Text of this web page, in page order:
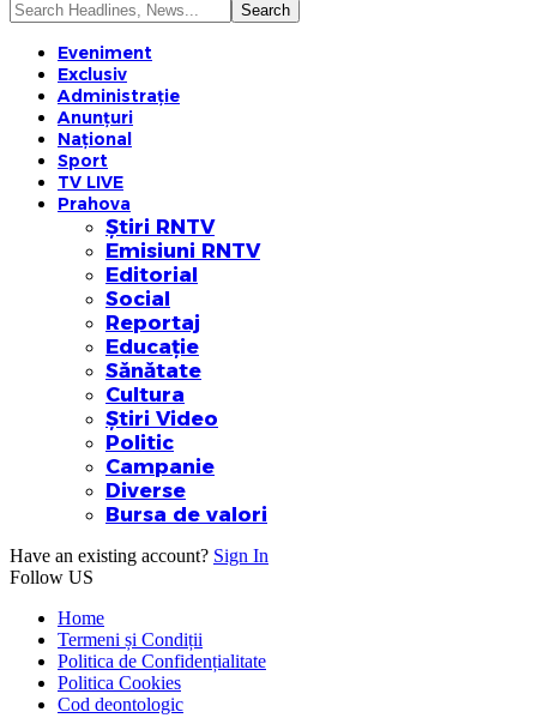
Eveniment
Exclusiv
Administrație
Anunțuri
Național
Sport
TV LIVE
Prahova
Știri RNTV
Emisiuni RNTV
Editorial
Social
Reportaj
Educație
Sănătate
Cultura
Știri Video
Politic
Campanie
Diverse
Bursa de valori
Have an existing account? Sign In
Follow US
Home
Termeni și Condiții
Politica de Confidențialitate
Politica Cookies
Cod deontologic